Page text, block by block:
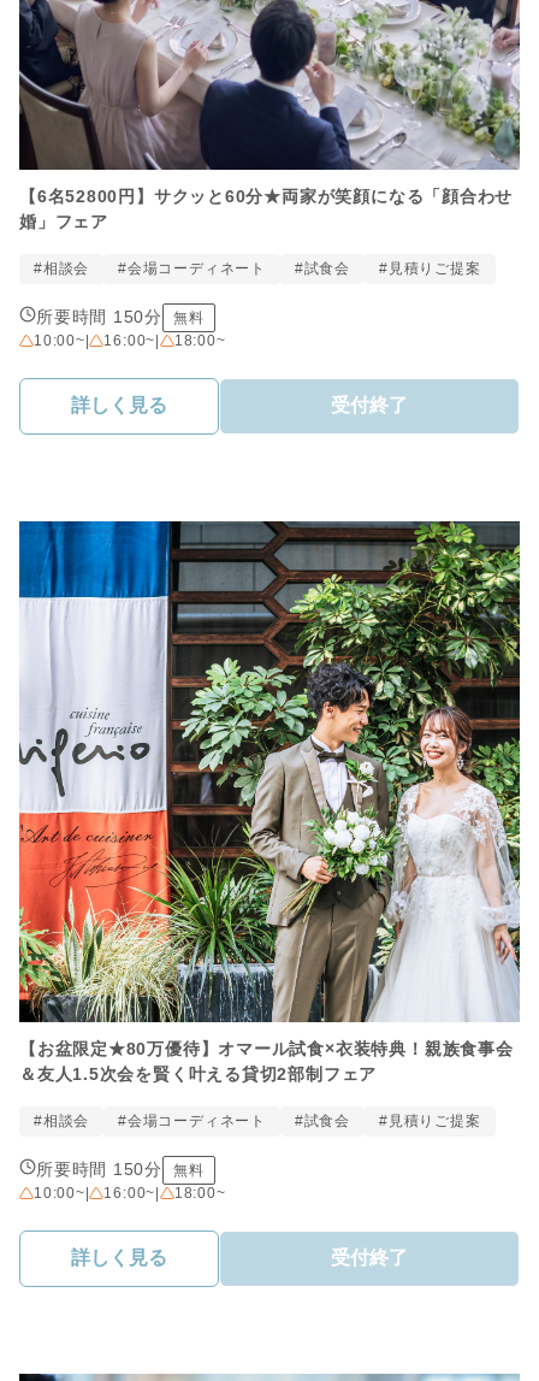
【6名52800円】サクッと60分★両家が笑顔になる「顔合わせ
婚」フェア
#相談会 #会場コーディネート #試食会 #見積りご提案
所要時間 150分
無料
10:00~| 16:00~| 18:00~
詳しく見る 受付終了
【お盆限定★80万優待】オマール試食×衣装特典！親族食事会
＆友人1.5次会を賢く叶える貸切2部制フェア
#相談会 #会場コーディネート #試食会 #見積りご提案
所要時間 150分
無料
10:00~| 16:00~| 18:00~
詳しく見る 受付終了